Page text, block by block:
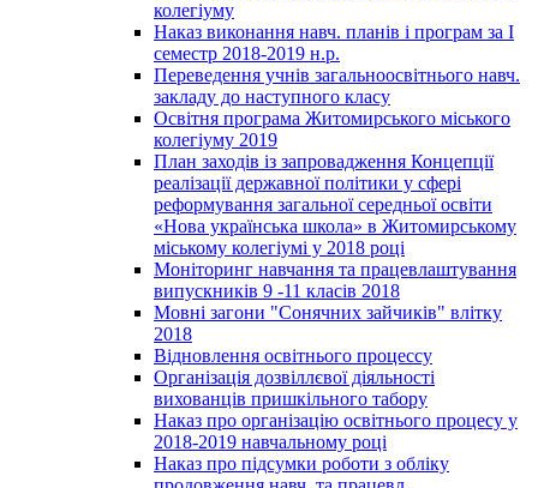
колегіуму
Наказ виконання навч. планів і програм за І
семестр 2018-2019 н.р.
Переведення учнів загальноосвітнього навч.
закладу до наступного класу
Освітня програма Житомирського міського
колегіуму 2019
План заходів із запровадження Концепції
реалізації державної політики у сфері
реформування загальної середньої освіти
«Нова українська школа» в Житомирському
міському колегіумі у 2018 році
Моніторинг навчання та працевлаштування
випускників 9 -11 класів 2018
Мовні загони "Сонячних зайчиків" влітку
2018
Відновлення освітнього процессу
Організація дозвіллєвої діяльності
вихованців пришкільного табору
Наказ про організацію освітнього процесу у
2018-2019 навчальному році
Наказ про підсумки роботи з обліку